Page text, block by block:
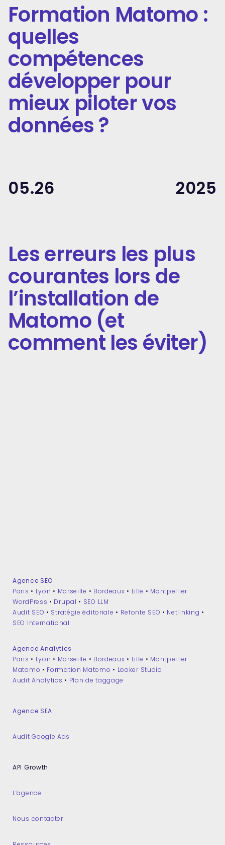
Formation Matomo :
quelles
compétences
développer pour
mieux piloter vos
données ?
05.26 2025
Les erreurs les plus
courantes lors de
l’installation de
Matomo (et
comment les éviter)
Agence SEO
Paris • Lyon • Marseille • Bordeaux • Lille • Montpellier
WordPress • Drupal • SEO LLM
Audit SEO • Stratégie éditoriale • Refonte SEO • Netlinking •
SEO International
Agence Analytics
Paris • Lyon • Marseille • Bordeaux • Lille • Montpellier
Matomo • Formation Matomo • Looker Studio
Audit Analytics • Plan de taggage
Agence SEA
Audit Google Ads
API Growth
L’agence
Nous contacter